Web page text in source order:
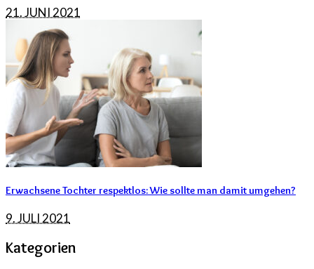
21. JUNI 2021
Erwachsene Tochter respektlos: Wie sollte man damit umgehen?
9. JULI 2021
Kategorien